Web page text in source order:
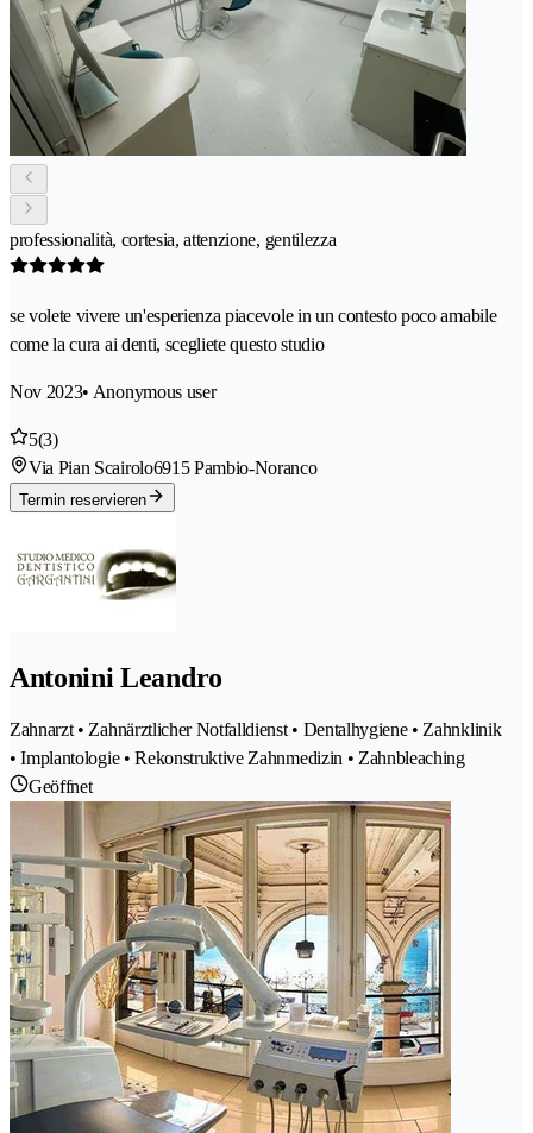
professionalità, cortesia, attenzione, gentilezza
se volete vivere un'esperienza piacevole in un contesto poco amabile
come la cura ai denti, scegliete questo studio
Nov 2023• Anonymous user
5(3)
Via Pian Scairolo6915 Pambio-Noranco
Termin reservieren
Antonini Leandro
Zahnarzt • Zahnärztlicher Notfalldienst • Dentalhygiene • Zahnklinik
• Implantologie • Rekonstruktive Zahnmedizin • Zahnbleaching
Geöffnet